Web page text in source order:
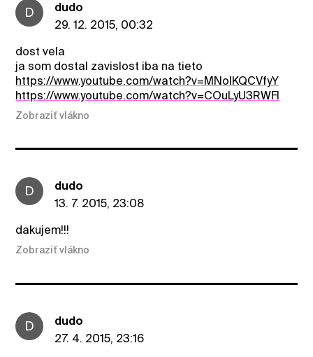
D
dudo
29. 12. 2015, 00:32
dost vela
ja som dostal zavislost iba na tieto
https://www.youtube.com/watch?v=MNoIKQCVfyY
https://www.youtube.com/watch?v=COuLyU3RWFI
Zobraziť vlákno
D
dudo
13. 7. 2015, 23:08
dakujem!!!
Zobraziť vlákno
D
dudo
27. 4. 2015, 23:16